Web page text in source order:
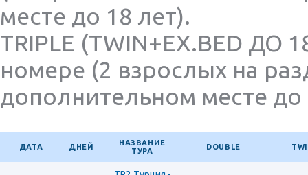
Турция, от одного туриста
Австрия. Швейцария, от одного туриста
Испания от одного туриста
Париж и европейские страны
Африка. Кения
Беларусь
месте до 18 лет).
TRIPLE (TWIN+EX.BED ДО
номере (2 взрослых на
дополнительном месте до
ДАТА ДНЕЙ
НАЗВАНИЕ
ТУРА
DOUBLE